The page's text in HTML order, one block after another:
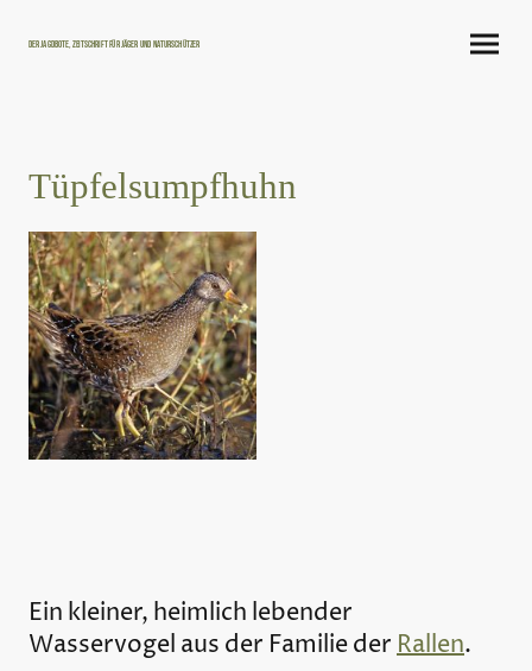
Der Jagdbote, Zeitschrift für Jäger und Naturschützer
Tüpfelsumpfhuhn
Ein kleiner, heimlich lebender
Wasservogel aus der Familie derRallen.